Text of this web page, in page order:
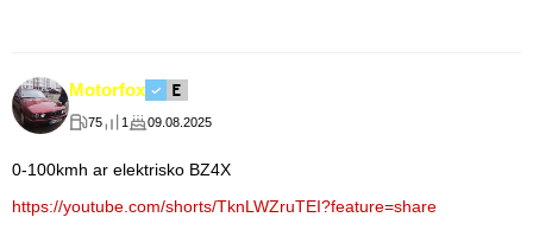
Motorfox
75 1 09.08.2025
0-100kmh ar elektrisko BZ4X
https://youtube.com/shorts/TknLWZruTEI?feature=share